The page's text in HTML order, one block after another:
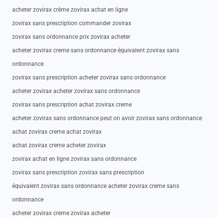
acheter zovirax crème zovirax achat en ligne
zovirax sans prescription commander zovirax
zovirax sans ordonnance prix zovirax acheter
acheter zovirax creme sans ordonnance équivalent zovirax sans
ordonnance
zovirax sans prescription acheter zovirax sans ordonnance
acheter zovirax acheter zovirax sans ordonnance
zovirax sans prescription achat zovirax creme
acheter zovirax sans ordonnance peut on avoir zovirax sans ordonnance
achat zovirax creme achat zovirax
achat zovirax creme acheter zovirax
zovirax achat en ligne zovirax sans ordonnance
zovirax sans prescription zovirax sans prescription
équivalent zovirax sans ordonnance acheter zovirax creme sans
ordonnance
acheter zovirax creme zovirax acheter